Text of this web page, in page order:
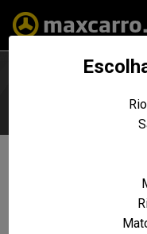
Não foram
para a sua
A6 2.8 V6